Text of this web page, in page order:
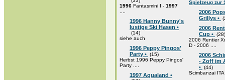
1996 Fantasmini I - 1997
1996 Hanny Bunny's
lustige Ski Hasen •
(14)
siehe auch
1996 Peppy Pingos'
Party • (15)
Herbst 1996 Peppy Pingos'
Party ....
1997 Aqualand •
Spielzeug zur
2006
Grillys •
2006
Cup • (28)
2006 Rentier
D - 2006 ....
2006
- Zoff im
• (44)
Scimbanzai ITA